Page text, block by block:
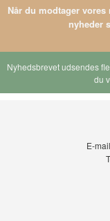
Når du modtager
nyheder
Nyhedsbrevet udsendes
du
E-